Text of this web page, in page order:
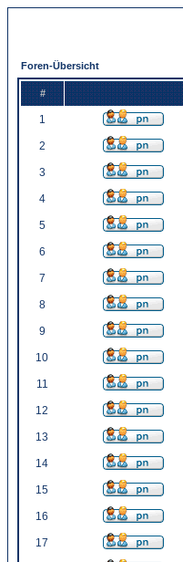
Foren-Übersicht
#
1
2
3
4
5
6
7
8
9
10
11
12
13
14
15
16
17